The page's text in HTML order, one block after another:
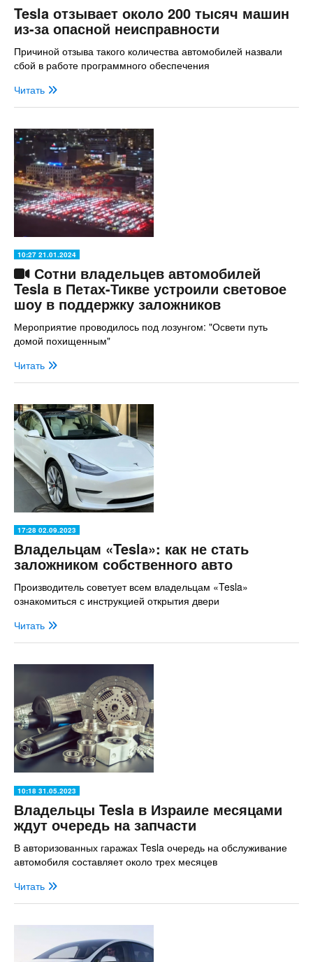
Tesla отзывает около 200 тысяч машин
из-за опасной неисправности
Причиной отзыва такого количества автомобилей назвали
сбой в работе программного обеспечения
Читать
10:27 21.01.2024
Сотни владельцев автомобилей
Tesla в Петах-Тикве устроили световое
шоу в поддержку заложников
Мероприятие проводилось под лозунгом: "Освети путь
домой похищенным"
Читать
17:28 02.09.2023
Владельцам «Tesla»: как не стать
заложником собственного авто
Производитель советует всем владельцам «Tesla»
ознакомиться с инструкцией открытия двери
Читать
10:18 31.05.2023
Владельцы Tesla в Израиле месяцами
ждут очередь на запчасти
В авторизованных гаражах Tesla очередь на обслуживание
автомобиля составляет около трех месяцев
Читать